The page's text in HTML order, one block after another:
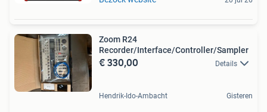
Zoom R24
Recorder/Interface/Controller/Sampler
€ 330,00 Details
Hendrik-Ido-Ambacht Gisteren